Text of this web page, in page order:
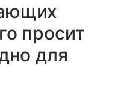
просит
для